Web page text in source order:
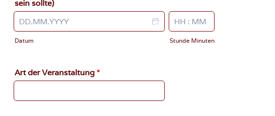
sein sollte)
Datum Stunde Minuten
Art der Veranstaltung *